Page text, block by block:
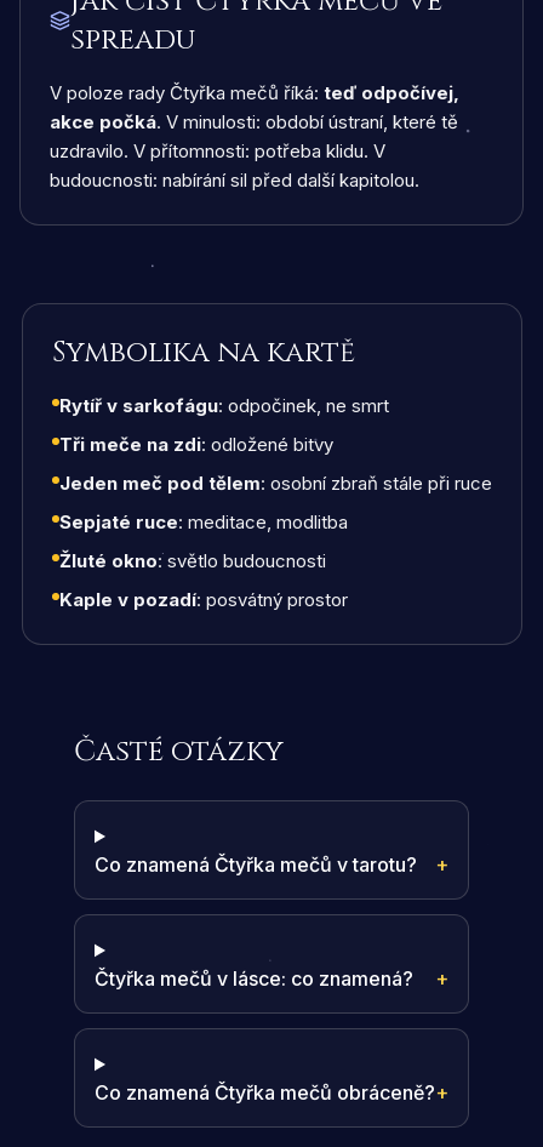
spreadu
V poloze rady Čtyřka mečů říká: teď odpočívej,
akce počká. V minulosti: období ústraní, které tě
uzdravilo. V přítomnosti: potřeba klidu. V
budoucnosti: nabírání sil před další kapitolou.
Symbolika na kartě
Rytíř v sarkofágu: odpočinek, ne smrt
Tři meče na zdi: odložené bitvy
Jeden meč pod tělem: osobní zbraň stále při ruce
Sepjaté ruce: meditace, modlitba
Žluté okno: světlo budoucnosti
Kaple v pozadí: posvátný prostor
Časté otázky
Co znamená Čtyřka mečů v tarotu? +
Čtyřka mečů v lásce: co znamená? +
Co znamená Čtyřka mečů obráceně?+